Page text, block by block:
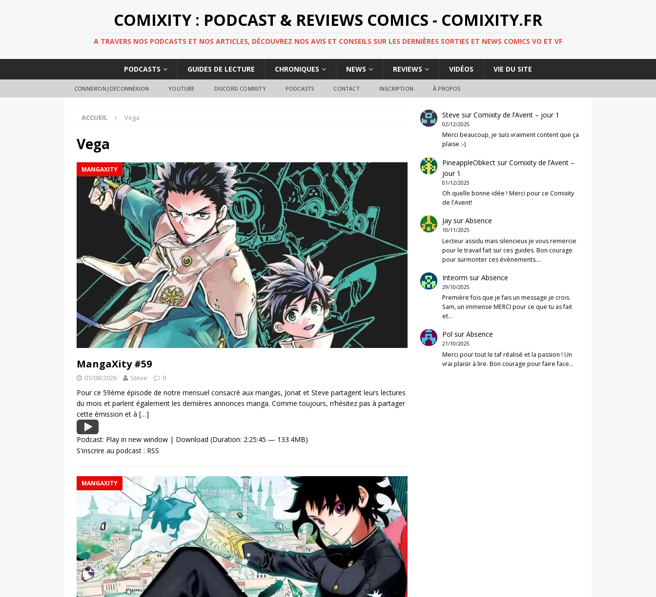
COMIXITY : PODCAST & REVIEWS COMICS - COMIXITY.FR
A TRAVERS NOS PODCASTS ET NOS ARTICLES, DÉCOUVREZ NOS AVIS ET CONSEILS SUR LES DERNIÈRES SORTIES ET NEWS COMICS VO ET VF
PODCASTS GUIDES DE LECTURE CHRONIQUES NEWS REVIEWS VIDÉOS VIE DU SITE
CONNEXION|DECONNEXION YOUTUBE DISCORD COMIXITY PODCASTS CONTACT INSCRIPTION À PROPOS
ACCUEIL Vega
Vega
MANGAXITY
MangaXity #59
01/08/2026 Steve 0
Pour ce 59ème épisode de notre mensuel consacré aux mangas, Jonat et Steve partagent leurs lectures
du mois et parlent également les dernières annonces manga. Comme toujours, n’hésitez pas à partager
cette émission et à […]
Podcast: Play in new window | Download (Duration: 2:25:45 — 133.4MB)
S'inscrire au podcast : RSS
MANGAXITY
Steve surComixity de l’Avent – jour 1
02/12/2025
Merci beaucoup, je suis vraiment content que ça
plaise :-)
PineappleObkect surComixity de l’Avent –
jour 1
01/12/2025
Oh quelle bonne idée ! Merci pour ce Comixity
de l'Avent!
Jay surAbsence
10/11/2025
Lecteur assidu mais silencieux je vous remercie
pour le travail fait sur ces guides. Bon courage
pour surmonter ces évènements.…
Inteorm surAbsence
29/10/2025
Première fois que je fais un message je crois.
Sam, un immense MERCI pour ce que tu as fait
et…
Pol surAbsence
21/10/2025
Merci pour tout le taf réalisé et la passion ! Un
vrai plaisir à lire. Bon courage pour faire face…